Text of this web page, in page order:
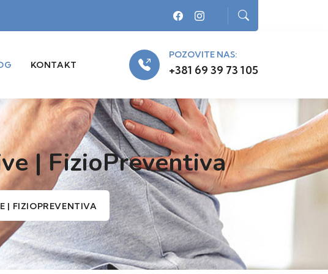
KONTAKT
POZOVITE NAS:
+381 69 39 73 105
| FizioPreventiva
| FIZIOPREVENTIVA